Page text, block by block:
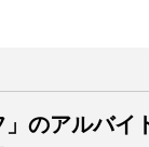
のアルバイ